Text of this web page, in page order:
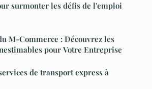
surmonter les défis de l'emploi
M-Commerce : Découvrez les
pour Votre Entreprise
de transport express à